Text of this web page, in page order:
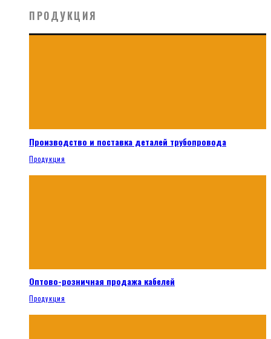
ПРОДУКЦИЯ
Производство и поставка деталей трубопровода
Продукция
Оптово-розничная продажа кабелей
Продукция